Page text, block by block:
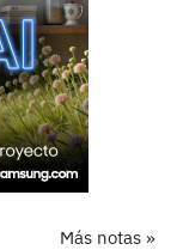
Más notas »